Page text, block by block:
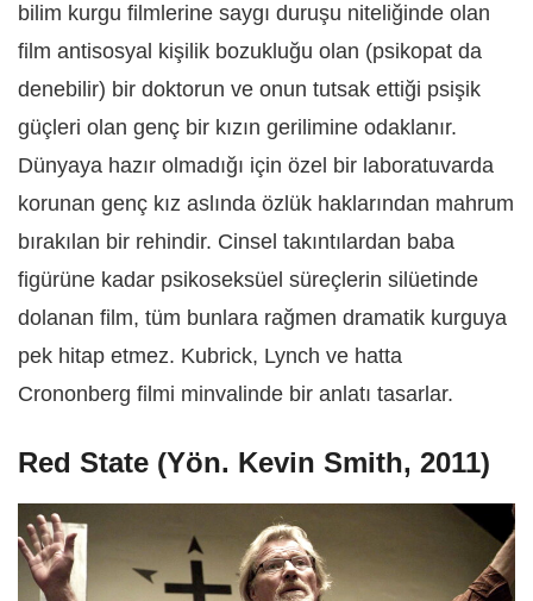
bilim kurgu filmlerine saygı duruşu niteliğinde olan
film antisosyal kişilik bozukluğu olan (psikopat da
denebilir) bir doktorun ve onun tutsak ettiği psişik
güçleri olan genç bir kızın gerilimine odaklanır.
Dünyaya hazır olmadığı için özel bir laboratuvarda
korunan genç kız aslında özlük haklarından mahrum
bırakılan bir rehindir. Cinsel takıntılardan baba
figürüne kadar psikoseksüel süreçlerin silüetinde
dolanan film, tüm bunlara rağmen dramatik kurguya
pek hitap etmez. Kubrick, Lynch ve hatta
Crononberg filmi minvalinde bir anlatı tasarlar.
Red State (Yön. Kevin Smith, 2011)